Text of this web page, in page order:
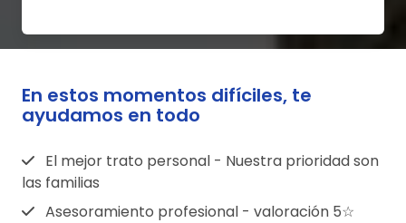
En estos momentos difíciles, te
ayudamos en todo
El mejor trato personal - Nuestra prioridad son
las familias
Asesoramiento profesional - valoración 5☆